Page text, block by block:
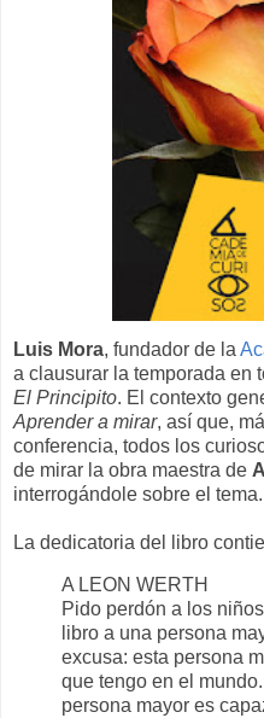
Luis Mora, fundador de la
a clausurar la temporada en
El Principito. El contexto
Aprender a mirar, así que,
conferencia, todos los
de mirar la obra maestra de
interrogándole sobre el tema.
La dedicatoria del libro
A LEON WERTH
Pido perdón a los
libro a una persona
excusa: esta persona
que tengo en el
persona mayor es